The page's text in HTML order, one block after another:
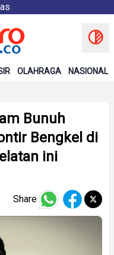
OLAHRAGA NASIONAL
Bunuh
Bengkel di
ini
Share